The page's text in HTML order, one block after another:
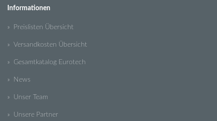
Informationen
» Preislisten Übersicht
» Versandkosten Übersicht
» Gesamtkatalog Eurotech
» News
» Unser Team
» Unsere Partner